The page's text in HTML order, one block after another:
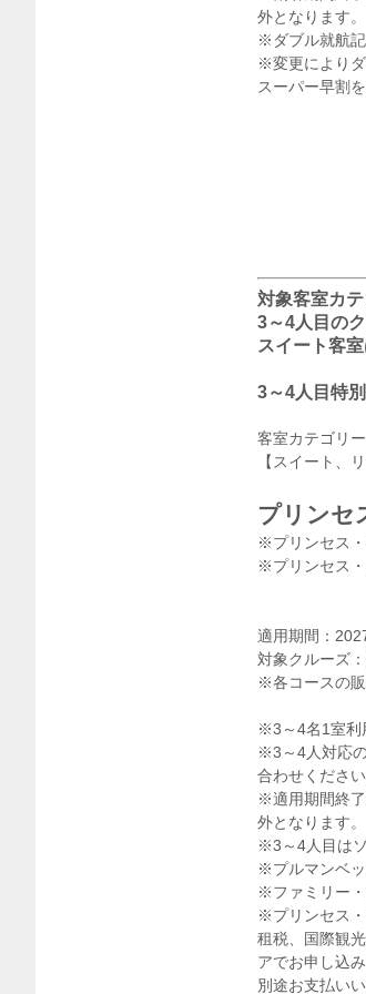
外となります。
※ダブル就航記
※変更によりダ
スーパー早割
対象客室カ
3～4人目の
スイート客
3～4人目特
客室カテゴリー
【スイート、
プリンセ
※プリンセス・
※プリンセス・
適用期間：
対象クルーズ
※各コースの販
※3～4名1室利
※3～4人対応
合わせください
※適用期間終
外となります。
※3～4人目は
※プルマンベッ
※ファミリー・
※プリンセス・
租税、国際観
アでお申し込
別途お支払い